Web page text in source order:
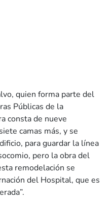
quien forma parte del
Públicas de la
consta de nueve
camas más, y se
para guardar la línea
pero la obra del
remodelación se
del Hospital, que es